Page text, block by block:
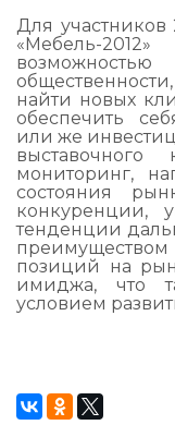
Для
«Мебель-
найти новых
обеспечить
или же
мониторинг,
состояния
конкуренции,
тенденции
позиций на
имиджа, что
условием